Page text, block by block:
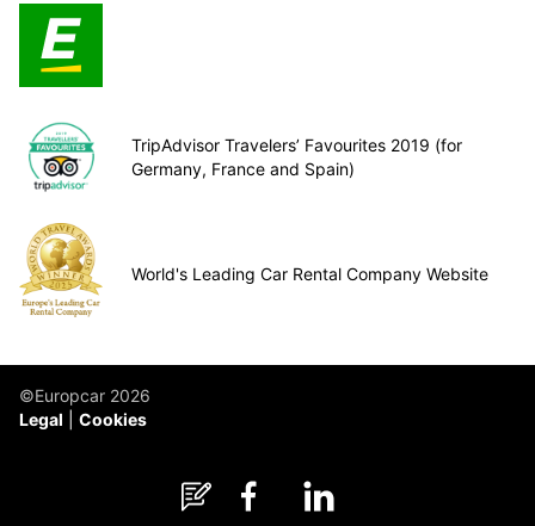
TripAdvisor Travelers’ Favourites 2019 (for
Germany, France and Spain)
World's Leading Car Rental Company Website
©Europcar 2026
Legal
Cookies